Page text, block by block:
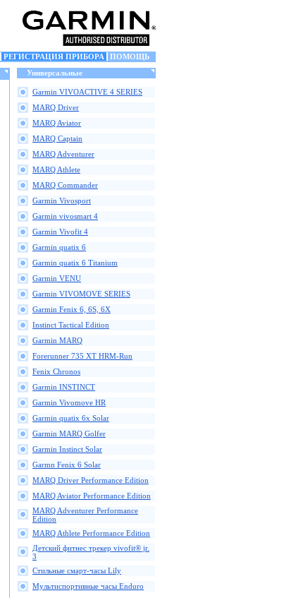
РЕГИСТРАЦИЯ ПРИБОРА
ПОМОЩЬ
Универсальные
Garmin VIVOACTIVE 4 SERIES
MARQ Driver
MARQ Aviator
MARQ Captain
MARQ Adventurer
MARQ Athlete
MARQ Commander
Garmin Vivosport
Garmin vivosmart 4
Garmin Vivofit 4
Garmin quatix 6
Garmin quatix 6 Titanium
Garmin VENU
Garmin VIVOMOVE SERIES
Garmin Fenix 6, 6S, 6X
Instinct Tactical Edition
Garmin MARQ
Forerunner 735 XT HRM-Run
Fenix Chronos
Garmin INSTINCT
Garmin Vivomove HR
Garmin quatix 6x Solar
Garmin MARQ Golfer
Garmin Instinct Solar
Garmn Fenix 6 Solar
MARQ Driver Performance Edition
MARQ Aviator Performance Edition
MARQ Adventurer Performance
Edition
MARQ Athlete Performance Edition
Детский фитнес трекер vivofit® jr.
3
Стильные смарт-часы Lily
Мультиспортивные часы Enduro